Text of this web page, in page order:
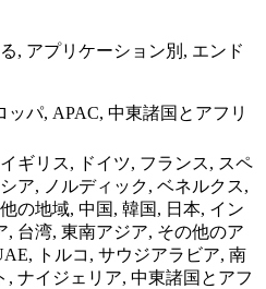
, アプリケーション別, エンド
ッパ, APAC, 中東諸国とアフリ
ギリス, ドイツ, フランス, スペ
ア, ノルディック, ベネルクス,
の地域, 中国, 韓国, 日本, イン
, 台湾, 東南アジア, その他のア
トルコ, サウジアラビア, 南
, ナイジェリア, 中東諸国とアフ